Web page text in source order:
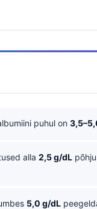
puhul on
alla 2,5 g/dL
5,0 g/dL